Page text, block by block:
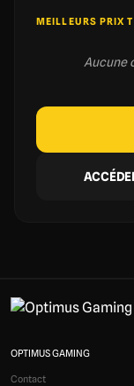
MEILLEURS PRIX
Aucune
OPTIMUS GAMING
Contact